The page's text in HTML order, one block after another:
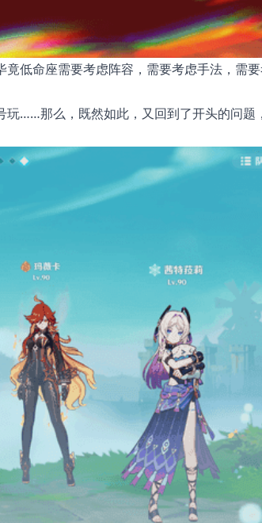
低命座需要考虑阵容，需要考虑手法，需
玩……那么，既然如此，又回到了开头的问题